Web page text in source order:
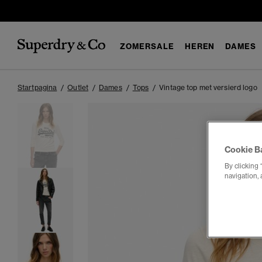
ZOMERSALE HEREN DAMES
Startpagina Outlet Dames Tops Vintage top met versierd logo
Cookie
By clicking
navigation,